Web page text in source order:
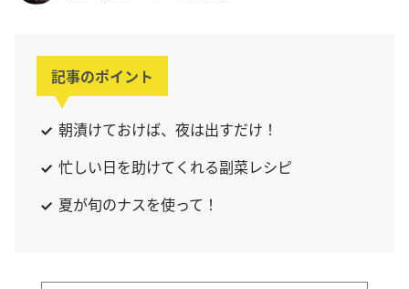
記事のポイント
朝漬けておけば、夜は出すだけ！
忙しい日を助けてくれる副菜レシピ
夏が旬のナスを使って！